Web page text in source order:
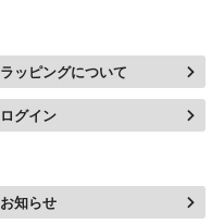
ラッピングについて
ログイン
お知らせ